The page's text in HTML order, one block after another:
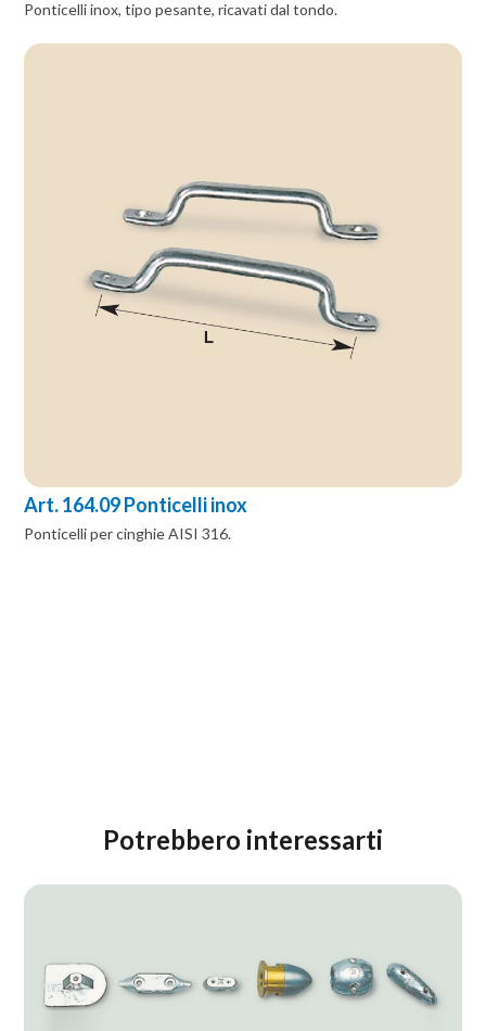
Ponticelli inox, tipo pesante, ricavati dal tondo.
Art. 164.09 Ponticelli inox
Ponticelli per cinghie AISI 316.
Potrebbero interessarti